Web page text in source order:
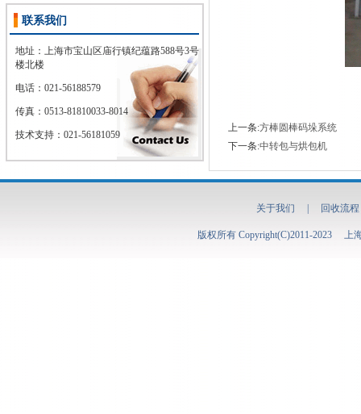
联系我们
地址：上海市宝山区庙行镇纪蕴路588号3号
楼北楼
电话：021-56188579
传真： 0513-81810033-8014
技术支持：021-56181059
上一条:方棒圆棒码垛系统
下一条:中转包与烘包机
关于我们 回收流程
版权所有 Copyright(C)2011-2023 上